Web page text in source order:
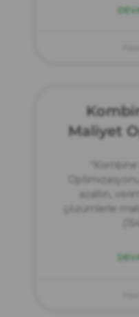
Maliyet
azaltın,
çözümlerle